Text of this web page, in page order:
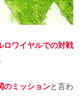
ロワイヤルでの対戦
のミッションと言わ